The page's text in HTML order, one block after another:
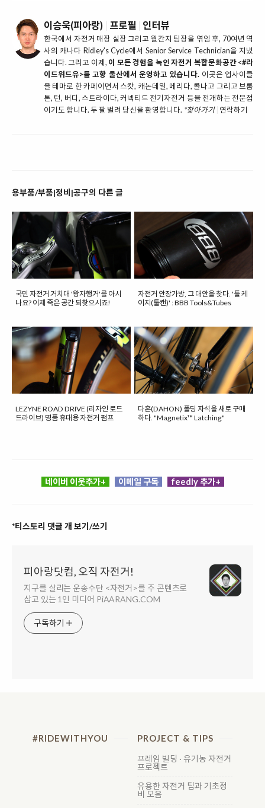
이승욱(피아랑) 프로필 인터뷰
한국에서 자전거 매장 실장 그리고 월간지 팀장을 엮임 후, 70여년 역
사의 캐나다 Ridley's Cycle에서 Senior Service Technician을 지냈
습니다. 그리고 이제, 이 모든 경험을 녹인 자전거 복합문화공간 <#라
이드위드유>를 고향 울산에서 운영하고 있습니다. 이곳은 업사이클
을 테마로 한 카페이면서 스캇, 캐논데일, 메리다, 콜나고 그리고 브롬
톤, 턴, 버디, 스트라이다, 커넥티드 전기자전거 등을 전개하는 전문점
이기도 합니다. 두 팔 벌려 당신을 환영합니다. *찾아가기 연락하기
용부품/부품|정비|공구의 다른 글
국민 자전거 거치대 '왕자행거'를 아시
나요? 이제 죽은 공간 되찾으시죠!
자전거 안장가방, 그 대안을 찾다. '툴 케
이지(툴캔)' : BBB Tools&Tubes
LEZYNE ROAD DRIVE (리자인 로드
드라이브) 명품 휴대용 자전거 펌프
다혼(DAHON) 폴딩 자석을 새로 구매
하다. "Magnetix™ Latching"
네이버 이웃추가+ 이메일 구독 feedly 추가+
*티스토리 댓글 개 보기/쓰기
피아랑닷컴, 오직 자전거!
지구를 살리는 운송수단 <자전거>를 주 콘텐츠로
삼고 있는 1인 미디어 PiAARANG.COM
구독하기
#RIDEWITHYOU PROJECT & TIPS
프레임 빌딩 · 유기농 자전거
프로젝트
유용한 자전거 팁과 기초정
비 모음